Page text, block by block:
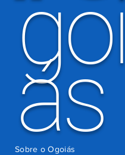
goi
ás
Sobre o Ogoiás